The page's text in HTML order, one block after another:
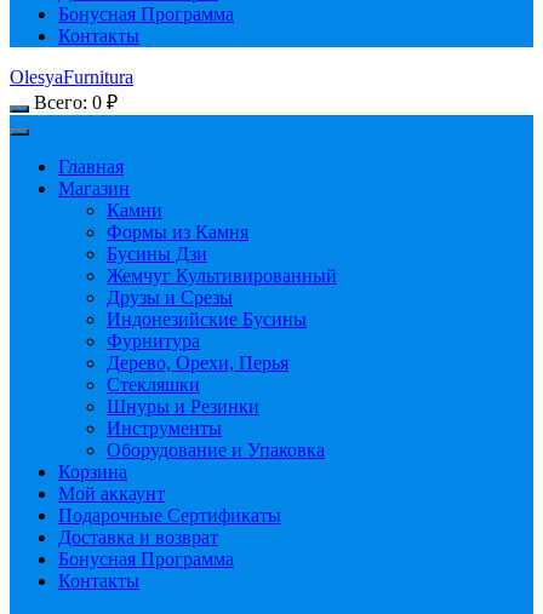
Бонусная Программа
Контакты
OlesyaFurnitura
Всего: 0 ₽
Главная
Магазин
Камни
Формы из Камня
Бусины Дзи
Жемчуг Культивированный
Друзы и Срезы
Индонезийские Бусины
Фурнитура
Дерево, Орехи, Перья
Стекляшки
Шнуры и Резинки
Инструменты
Оборудование и Упаковка
Корзина
Мой аккаунт
Подарочные Сертификаты
Доставка и возврат
Бонусная Программа
Контакты